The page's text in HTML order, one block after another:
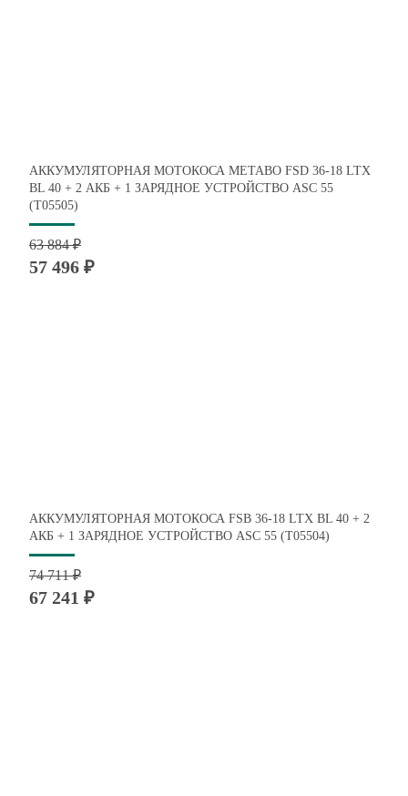
АККУМУЛЯТОРНАЯ МОТОКОСА METABO FSD 36-18 LTX
BL 40 + 2 АКБ + 1 ЗАРЯДНОЕ УСТРОЙСТВО ASC 55
(T05505)
63 884 ₽
57 496 ₽
АККУМУЛЯТОРНАЯ МОТОКОСА FSB 36-18 LTX BL 40 + 2
АКБ + 1 ЗАРЯДНОЕ УСТРОЙСТВО ASC 55 (T05504)
74 711 ₽
67 241 ₽